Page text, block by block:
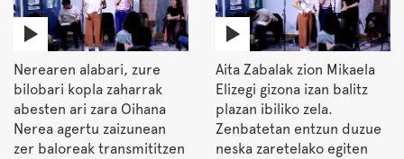
Nerearen alabari, zure
bilobari kopla zaharrak
abesten ari zara Oihana
Nerea agertu zaizunean
zer baloreak transmititzen
Aita Zabalak zion Mikaela
Elizegi gizona izan balitz
plazan ibiliko zela.
Zenbatetan entzun duzue
neska zaretelako egiten